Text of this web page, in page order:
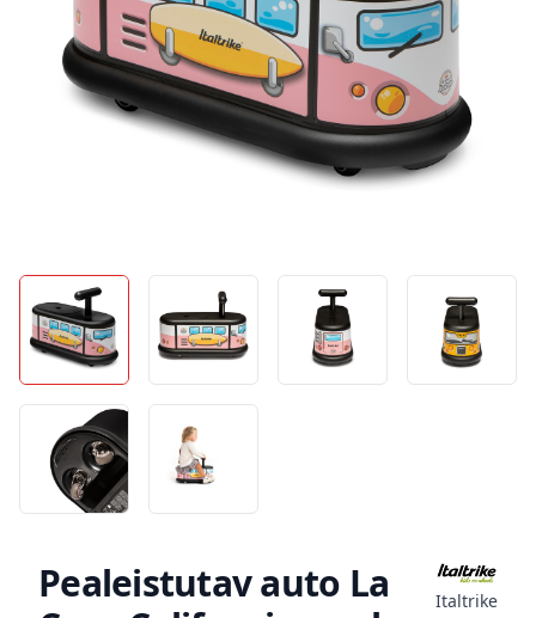
Pealeistutav auto La
Italtrike